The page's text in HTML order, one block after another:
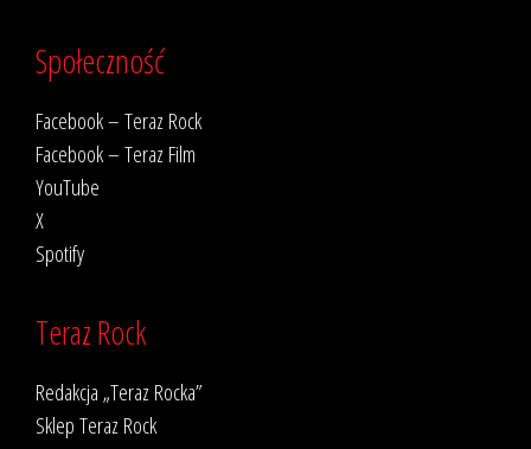
Społeczność
Facebook – Teraz Rock
Facebook – Teraz Film
YouTube
X
Spotify
Teraz Rock
Redakcja „Teraz Rocka”
Sklep Teraz Rock